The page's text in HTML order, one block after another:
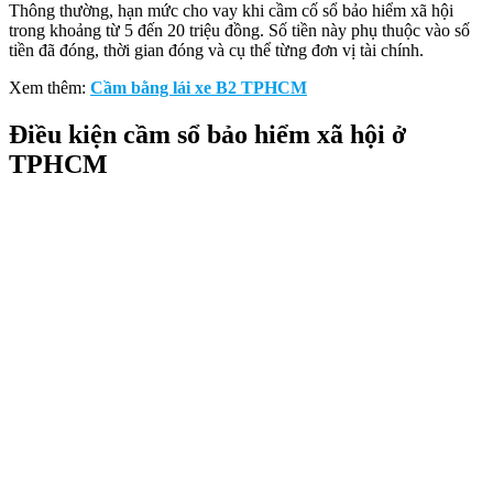
Thông thường, hạn mức cho vay khi cầm cố sổ bảo hiểm xã hội
trong khoảng từ 5 đến 20 triệu đồng. Số tiền này phụ thuộc vào số
tiền đã đóng, thời gian đóng và cụ thể từng đơn vị tài chính.
Xem thêm: Cầm bằng lái xe B2 TPHCM
Điều kiện cầm sổ bảo hiểm xã hội ở
TPHCM